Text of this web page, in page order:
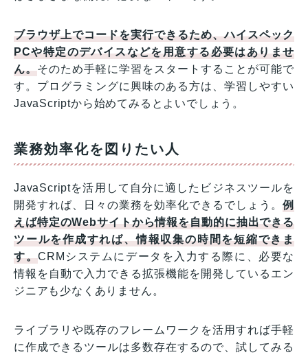
ブラウザ上でコードを実行できるため、ハイスペック
PCや特定のデバイスなどを用意する必要はありませ
ん。そのため手軽に学習をスタートすることが可能で
す。プログラミングに興味のある方は、学習しやすい
JavaScriptから始めてみるとよいでしょう。
業務効率化を図りたい人
JavaScriptを活用して自分に適したビジネスツールを
開発すれば、日々の業務を効率化できるでしょう。例
えば特定のWebサイトから情報を自動的に抽出できる
ツールを作成すれば、情報収集の時間を短縮できま
す。CRMシステムにデータを入力する際に、必要な
情報を自動で入力できる拡張機能を開発しているエン
ジニアも少なくありません。
ライブラリや既存のフレームワークを活用すれば手軽
に作成できるツールは多数存在するので、試してみる